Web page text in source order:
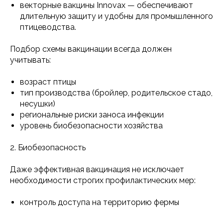
векторные вакцины Innovax — обеспечивают
длительную защиту и удобны для промышленного
птицеводства.
Подбор схемы вакцинации всегда должен
учитывать:
возраст птицы
тип производства (бройлер, родительское стадо,
несушки)
региональные риски заноса инфекции
уровень биобезопасности хозяйства
2. Биобезопасность
Даже эффективная вакцинация не исключает
необходимости строгих профилактических мер:
контроль доступа на территорию фермы